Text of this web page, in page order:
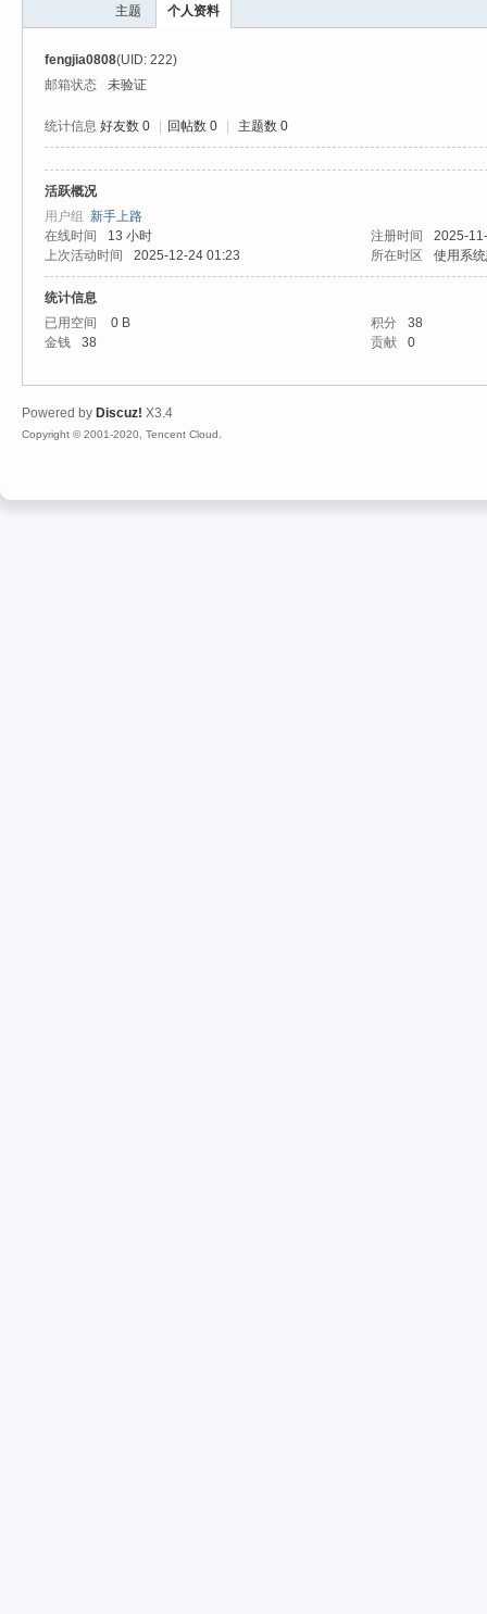
魔
主题 个人资料
fengjia0808(UID: 222)
邮箱状态
未验证
统计信息 好友数 0 回帖数 0 主题数 0
活跃概况
用户组 新手上路
在线时间
13 小时 注册时间
2025-
上次活动时间
2025-12-24 01:23 所在时区 使用系
统计信息
已用空间
0 B 积分
38
金钱
38 贡献 0
Powered by Discuz! X3.4
Copyright © 2001-2020, Tencent Cloud.